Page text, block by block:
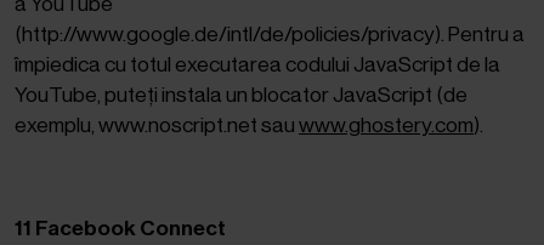
(http://www.google.de/intl/de/policies/privacy). Pentru a
împiedica cu totul executarea codului JavaScript de la
YouTube, puteți instala un blocator JavaScript (de
exemplu, www.noscript.net sau www.ghostery.com).
11 Facebook Connect